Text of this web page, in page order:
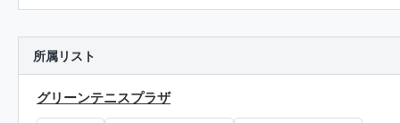
所属リスト
グリーンテニスプラザ